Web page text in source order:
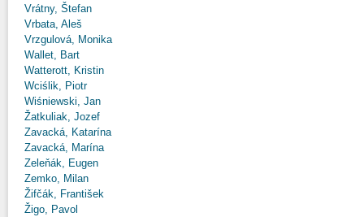
Vrátny, Štefan
Vrbata, Aleš
Vrzgulová, Monika
Wallet, Bart
Watterott, Kristin
Wciślik, Piotr
Wiśniewski, Jan
Žatkuliak, Jozef
Zavacká, Katarína
Zavacká, Marína
Zeleňák, Eugen
Zemko, Milan
Žifčák, František
Žigo, Pavol